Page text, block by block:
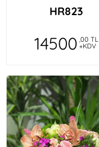
HR823
14500 ,00 TL
+KDV